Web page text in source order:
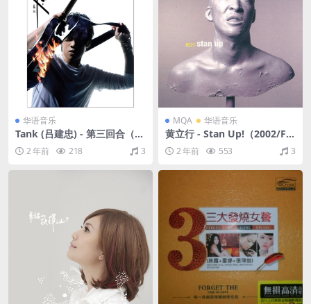
华语音乐
Tank (吕建忠) - 第三回合（20
09/FLAC/分轨/278M）
2 年前 218 3
MQA 华语音乐
黄立行 - Stan Up!（2002/FL
AC/分轨/334M）(MQA/16bi
t/44.1kHz)
2 年前 553 3